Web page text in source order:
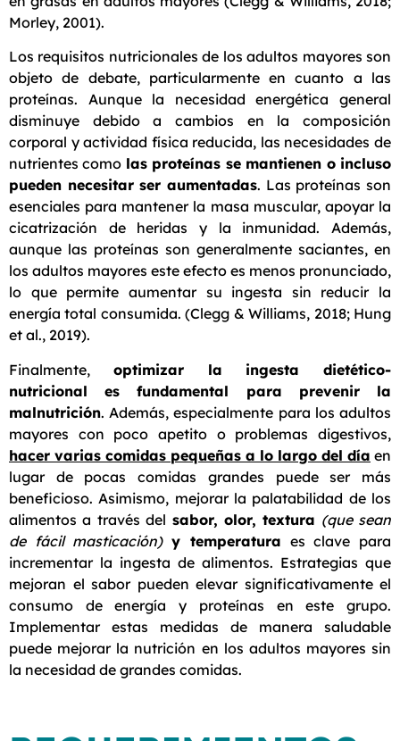
Morley, 2001).
Los requisitos nutricionales de los adultos mayores son
objeto de debate, particularmente en cuanto a las
proteínas. Aunque la necesidad energética general
disminuye debido a cambios en la composición
corporal y actividad física reducida, las necesidades de
nutrientes como las proteínas se mantienen o incluso
pueden necesitar ser aumentadas. Las proteínas son
esenciales para mantener la masa muscular, apoyar la
cicatrización de heridas y la inmunidad. Además,
aunque las proteínas son generalmente saciantes, en
los adultos mayores este efecto es menos pronunciado,
lo que permite aumentar su ingesta sin reducir la
energía total consumida. (Clegg & Williams, 2018; Hung
et al., 2019).
Finalmente, optimizar la ingesta dietético-
nutricional es fundamental para prevenir la
malnutrición. Además, especialmente para los adultos
mayores con poco apetito o problemas digestivos,
hacer varias comidas pequeñas a lo largo del día en
lugar de pocas comidas grandes puede ser más
beneficioso. Asimismo, mejorar la palatabilidad de los
alimentos a través del sabor, olor, textura (que sean
de fácil masticación)y temperatura es clave para
incrementar la ingesta de alimentos. Estrategias que
mejoran el sabor pueden elevar significativamente el
consumo de energía y proteínas en este grupo.
Implementar estas medidas de manera saludable
puede mejorar la nutrición en los adultos mayores sin
la necesidad de grandes comidas.